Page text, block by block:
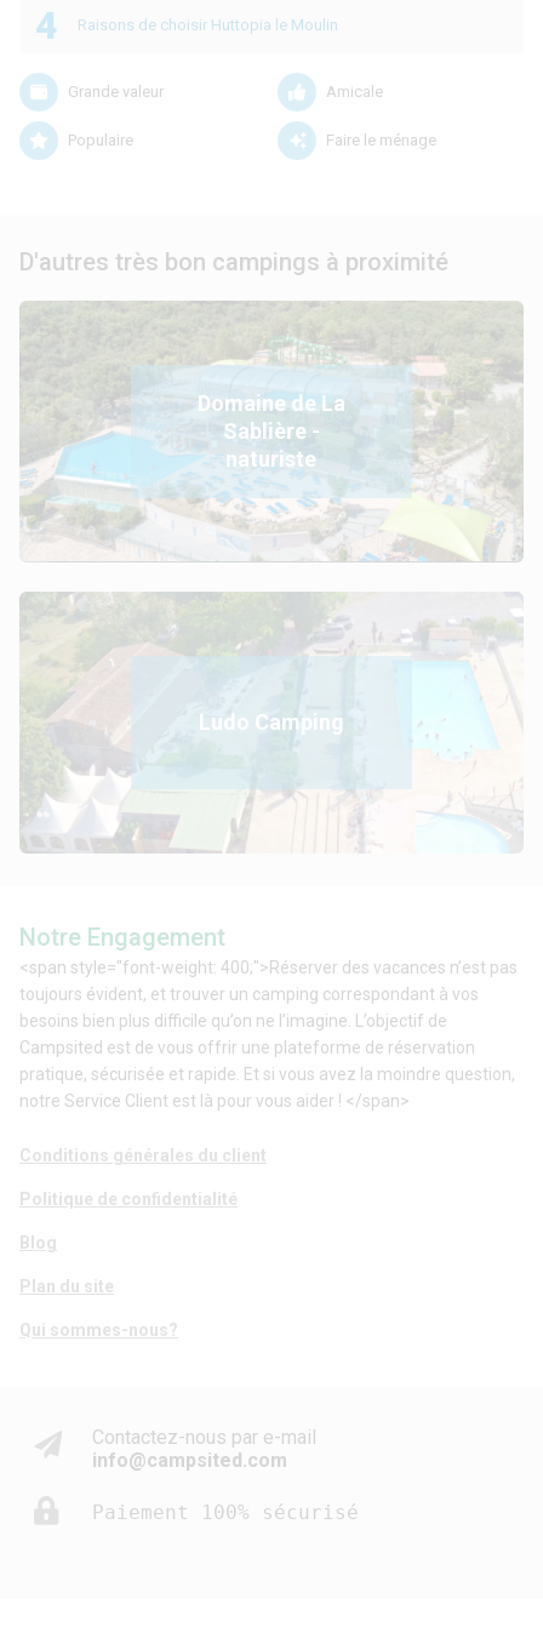
4 Raisons de choisir Huttopia le Moulin
Grande valeur Amicale
Populaire Faire le ménage
D'autres très bon campings à proximité
Domaine de La
Sablière -
naturiste
Ludo Camping
Notre Engagement
<span style="font-weight: 400;">Réserver des vacances n’est pas
toujours évident, et trouver un camping correspondant à vos
besoins bien plus difficile qu’on ne l’imagine. L’objectif de
Campsited est de vous offrir une plateforme de réservation
pratique, sécurisée et rapide. Et si vous avez la moindre question,
notre Service Client est là pour vous aider ! </span>
Conditions générales du client
Politique de confidentialité
Blog
Plan du site
Qui sommes-nous?
Contactez-nous par e-mail
info@campsited.com
Paiement 100% sécurisé